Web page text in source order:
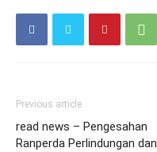
Previous article
read news – Pengesahan
Ranperda Perlindungan dan